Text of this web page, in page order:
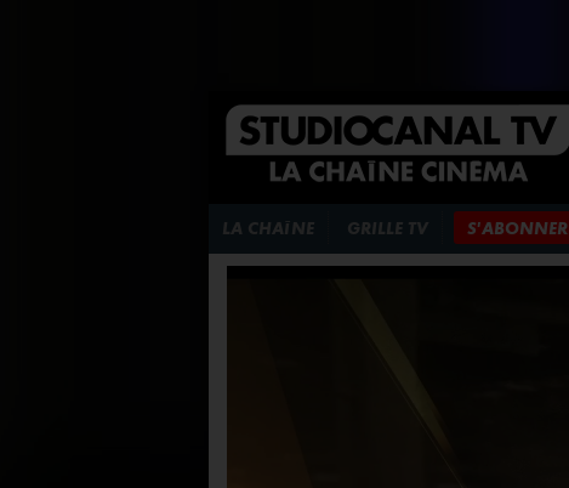
LA CHAÎNE GRILLE TV S'ABONNER